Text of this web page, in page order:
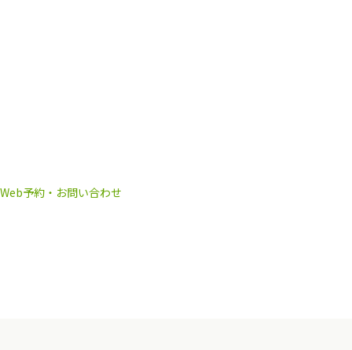
Web予約・お問い合わせ